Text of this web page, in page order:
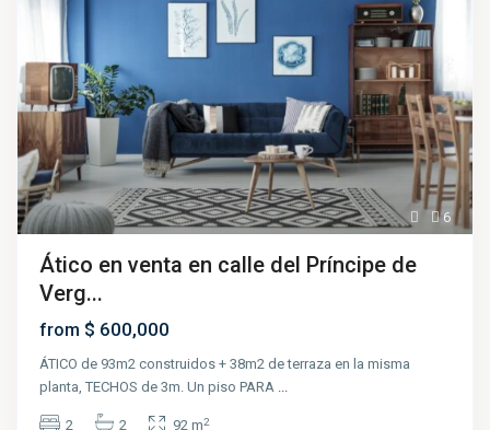
6
Ático en venta en calle del Príncipe de
Verg...
from $ 600,000
ÁTICO de 93m2 construidos + 38m2 de terraza en la misma
planta, TECHOS de 3m. Un piso PARA ...
2 2 92 m2